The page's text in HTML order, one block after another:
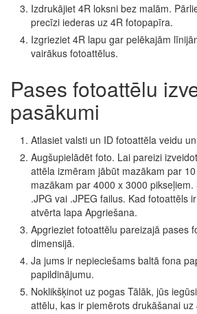
Izdrukājiet 4R loksni bez malām.
precīzi iederas uz 4R fotopapīra.
Izgrieziet 4R lapu gar pelēkajām
vairākus fotoattēlus.
Pases fotoattēlu
pasākumi
Atlasiet valsti un ID fotoattēla veidu
Augšupielādēt foto. Lai pareizi
attēla izmēram jābūt mazākam par
mazākam par 4000 x 3000
.JPG vai .JPEG failus. Kad fotoattēls
atvērta lapa Apgriešana.
Apgrieziet fotoattēlu pareizajā pases
dimensijā.
Ja jums ir nepieciešams baltā fona
papildinājumu.
Noklikšķinot uz pogas Tālāk, jūs
attēlu, kas ir piemērots drukāšanai